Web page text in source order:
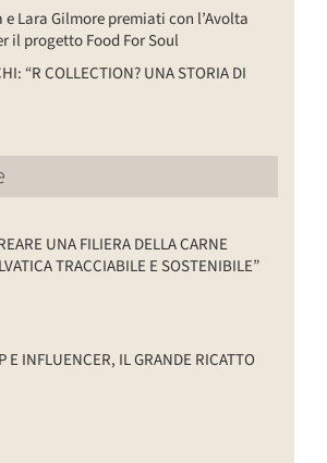
Lara Gilmore premiati con l’Avolta
il progetto Food For Soul
“R COLLECTION? UNA STORIA DI
UNA FILIERA DELLA CARNE
TRACCIABILE E SOSTENIBILE”
E INFLUENCER, IL GRANDE RICATTO